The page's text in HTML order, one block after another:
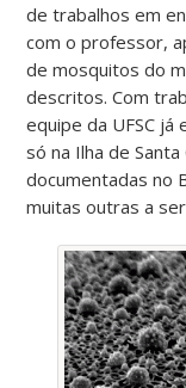
de trabalhos em
com o professor,
de mosquitos do
descritos. Com
equipe da UFSC
só na Ilha de
documentadas no
muitas outras a